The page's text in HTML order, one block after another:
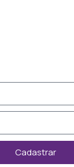
Cadastrar